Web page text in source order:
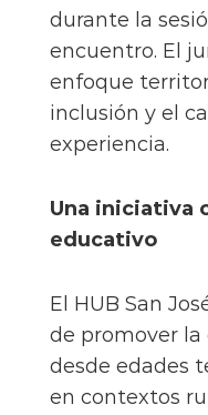
durante la
encuentro. El
enfoque
inclusión y el
experiencia.
Una iniciativa
educativo
El HUB San
de promover
desde edades
en contextos